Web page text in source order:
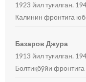
1923 йил туғилган.
Калинин фронтига
Базаров Джура
1913 йил туғилган.
Болтиқбўйи